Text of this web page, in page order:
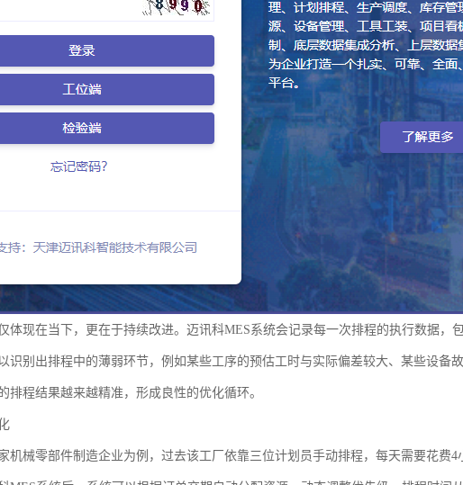
体现在当下，更在于持续改进。迈讯科MES系统会记录每一次排程的执行数据，
识别出排程中的薄弱环节，例如某些工序的预估工时与实际偏差较大、某些设备
排程结果越来越精准，形成良性的优化循环。
机械零部件制造企业为例，过去该工厂依靠三位计划员手动排程，每天需要花费